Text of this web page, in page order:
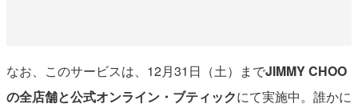
なお、このサービスは、12月31日（土）までJIMMY CHOO
の全店舗と公式オンライン・ブティックにて実施中。誰かに